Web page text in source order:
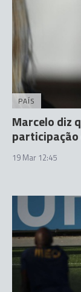
PAÍS
Marcelo diz
participação
19 Mar 12:45